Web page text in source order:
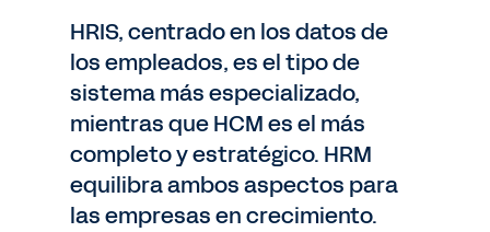
HRIS, centrado en los datos de
los empleados, es el tipo de
sistema más especializado,
mientras que HCM es el más
completo y estratégico. HRM
equilibra ambos aspectos para
las empresas en crecimiento.